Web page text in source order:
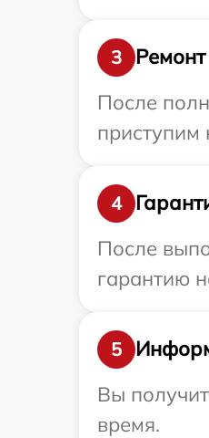
3
После
приступим
4
После
гарантию
5
Вы
время.